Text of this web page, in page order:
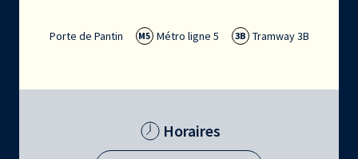
Porte de Pantin M5 Métro ligne 5 3B Tramway 3B
Horaires